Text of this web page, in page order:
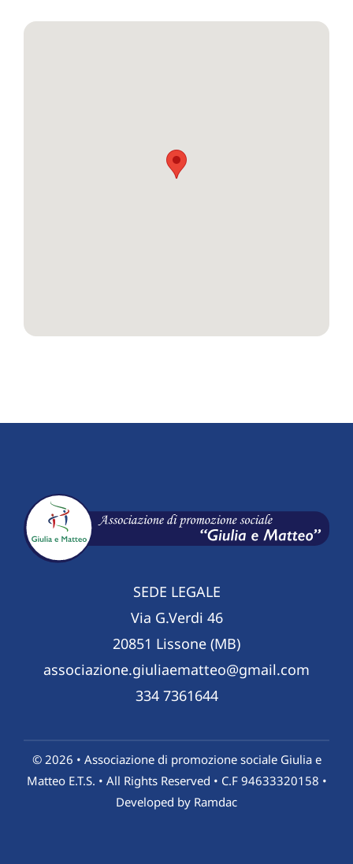
SEDE LEGALE
Via G.Verdi 46
20851 Lissone (MB)
associazione.giuliaematteo@gmail.com
334 7361644
© 2026 • Associazione di promozione sociale Giulia e
Matteo E.T.S. • All Rights Reserved • C.F 94633320158 •
Developed by Ramdac